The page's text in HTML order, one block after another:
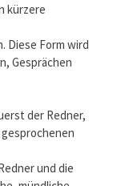
kürzere
Diese Form wird
Gesprächen
der Redner,
und die